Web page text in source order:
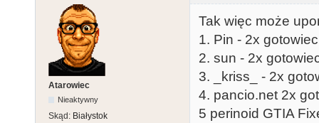
Atarowiec
Nieaktywny
Skąd: Białystok
Tak więc może
1. Pin - 2x
2. sun - 2x
3. _kriss_ - 2x
4. pancio.net 2x
5 perinoid GTIA